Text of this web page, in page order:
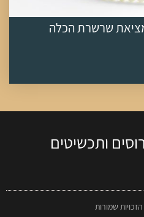
שרשרת הכלה
ותכשיטים